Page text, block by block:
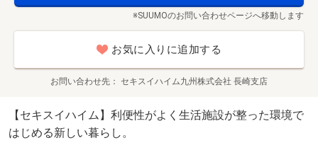
※SUUMOのお問い合わせページへ移動します
お気に入りに追加する
お問い合わせ先 セキスイハイム九州株式会社 長崎支店
【セキスイハイム】利便性がよく生活施設が整った環境で
はじめる新しい暮らし。